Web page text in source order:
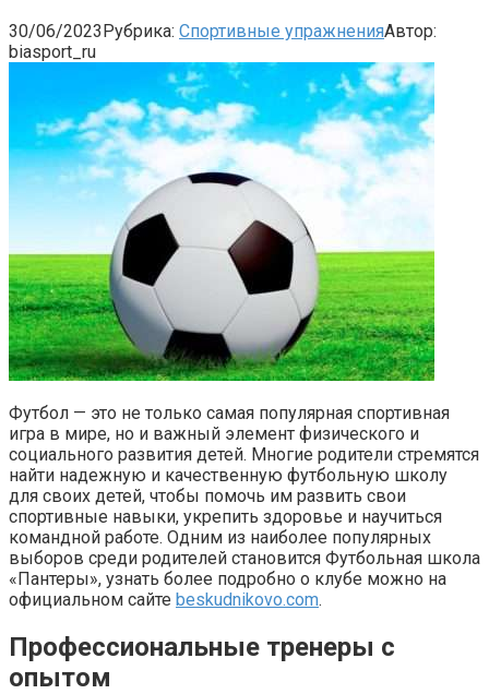
30/06/2023Рубрика: Спортивные упражненияАвтор:
biasport_ru
Футбол — это не только самая популярная спортивная
игра в мире, но и важный элемент физического и
социального развития детей. Многие родители стремятся
найти надежную и качественную футбольную школу
для своих детей, чтобы помочь им развить свои
спортивные навыки, укрепить здоровье и научиться
командной работе. Одним из наиболее популярных
выборов среди родителей становится Футбольная школа
«Пантеры», узнать более подробно о клубе можно на
официальном сайте beskudnikovo.com.
Профессиональные тренеры с
опытом